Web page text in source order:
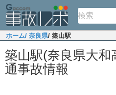
ホーム/ 奈良県/ 築山駅
築山駅(奈良県大
通事故情報